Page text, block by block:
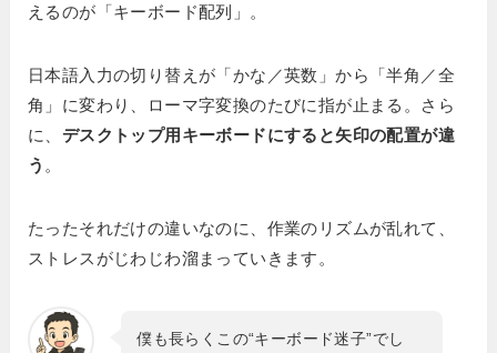
えるのが「キーボード配列」。
日本語入力の切り替えが「かな／英数」から「半角／全
角」に変わり、ローマ字変換のたびに指が止まる。さら
に、 デスクトップ用キーボードにすると矢印の配置が違
う 。
たったそれだけの違いなのに、作業のリズムが乱れて、
ストレスがじわじわ溜まっていきます。
僕も長らくこの“キーボード迷子”でし